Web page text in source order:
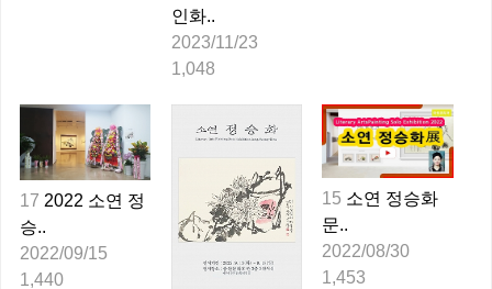
인화..
2023/11/23
1,048
17 2022 소연 정
승..
2022/09/15
1,440
15 소연 정승화
문..
2022/08/30
1,453